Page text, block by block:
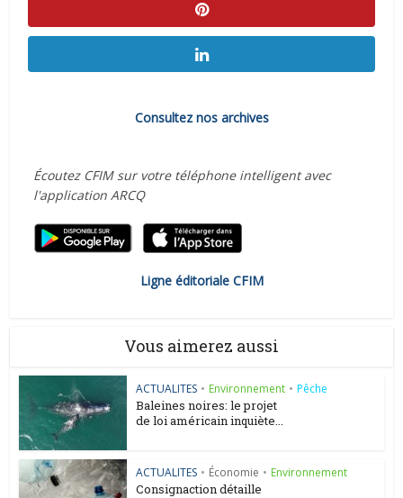
Consultez nos archives
Écoutez CFIM sur votre téléphone intelligent avec
l'application ARCQ
Ligne éditoriale CFIM
Vous aimerez aussi
ACTUALITES • Environnement • Pêche
Baleines noires: le projet
de loi américain inquiète...
ACTUALITES • Économie • Environnement
Consignaction détaille